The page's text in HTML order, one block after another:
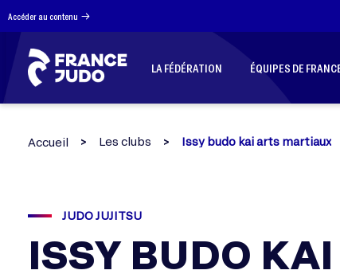
Accéder au contenu
LA FÉDÉRATION ÉQUIPES DE
Accueil Les clubs Issy budo kai arts martiaux
JUDO JUJITSU
ISSY BUDO
Panneau de gestion des cookies